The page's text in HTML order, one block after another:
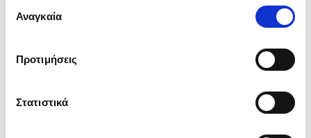
ενδιαφέρουν και να επιλέξετε από τα παρακάτω με την
΄΄και να ενημερωθείτε σχετικά με
συγκατάθεσης
Αναγκαία
Προτιμήσεις
Στατιστικά